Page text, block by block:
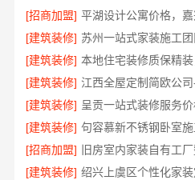
[招商加盟] 平湖设计公寓价格，
[建筑装修] 苏州一站式家装施工
[建筑装修]
[建筑装修] 江西全屋定制简欧公
[建筑装修]
[建筑装修] 句容慕新不锈钢卧室
[招商加盟]
[建筑装修]